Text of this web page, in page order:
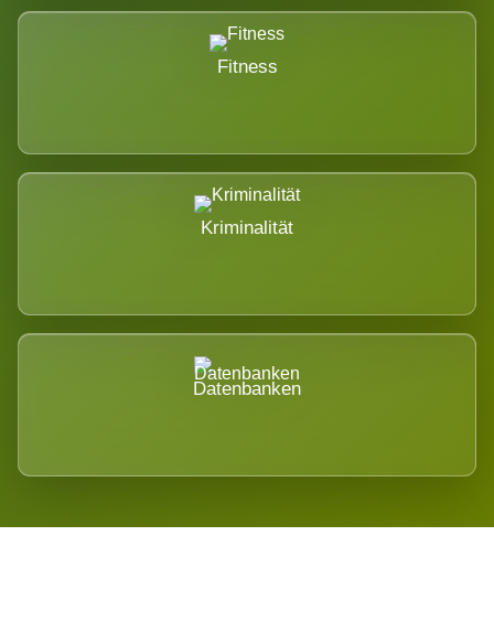
Fitness
Kriminalität
Datenbanken